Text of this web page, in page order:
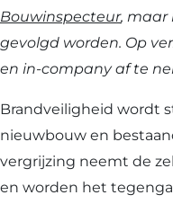
Bouwinspecteur, maar
gevolgd worden. Op
en in-company af te
Brandveiligheid wordt
nieuwbouw en
vergrijzing neemt de
en worden het